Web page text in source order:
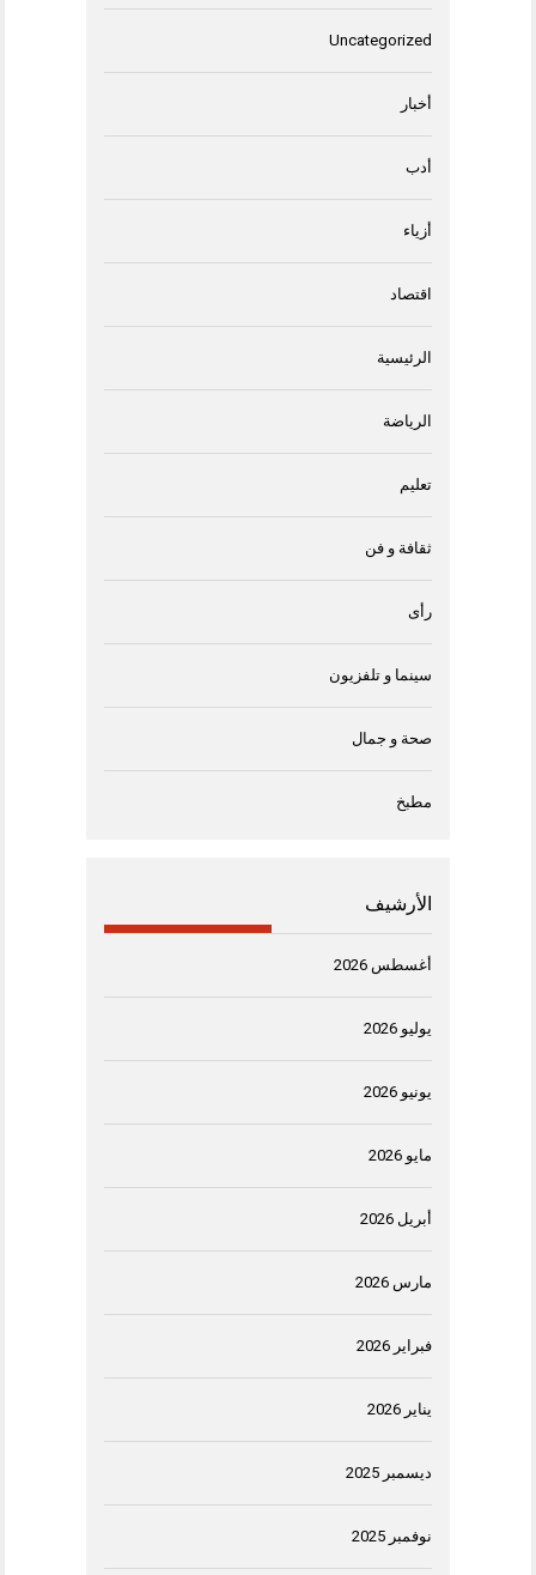
Uncategorized
أخبار
أدب
أزياء
اقتصاد
الرئيسية
الرياضة
تعليم
ثقافة و فن
رأى
سينما و تلفزيون
صحة و جمال
مطبخ
الأرشيف
أغسطس 2026
يوليو 2026
يونيو 2026
مايو 2026
أبريل 2026
مارس 2026
فبراير 2026
يناير 2026
ديسمبر 2025
نوفمبر 2025